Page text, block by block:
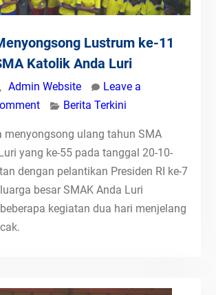
Lustrum ke-11
Katolik Anda Luri
Admin Website
Leave a
Berita Terkini
menyongsong ulang tahun SMA
yang ke-55 pada tanggal 20-10-
dengan pelantikan Presiden RI ke-7
besar SMAK Anda Luri
kegiatan dua hari menjelang